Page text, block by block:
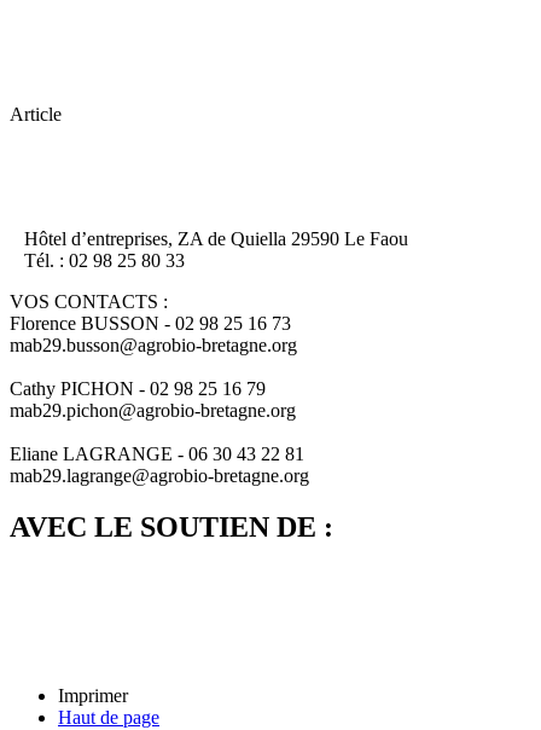
Article
Hôtel d’entreprises, ZA de Quiella 29590 Le Faou
Tél. : 02 98 25 80 33
VOS CONTACTS :
Florence BUSSON - 02 98 25 16 73
mab29.busson@agrobio-bretagne.org
Cathy PICHON - 02 98 25 16 79
mab29.pichon@agrobio-bretagne.org
Eliane LAGRANGE - 06 30 43 22 81
mab29.lagrange@agrobio-bretagne.org
AVEC LE SOUTIEN DE :
Imprimer
Haut de page